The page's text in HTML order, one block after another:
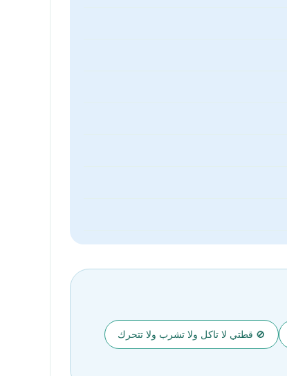
🚫 قطتي لا تاكل ولا تشرب ولا تتحرك